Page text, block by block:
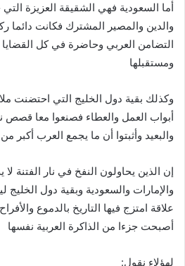
أما السعودية فهي الشقيقة العزيزة التي
والدين والمصير المشترك فكانت دائما
التضامن العربي وحاضرة في كل
ومستقبلها
وكذلك بقية دول الخليج التي احتضنت
أبواب العمل والعطاء فصنعوا معا قصص
والبعيد وأثبتوا أن ما يجمع العرب أكبر
إن الذين يحاولون النفخ في نار الفتنة
والإمارات والسعودية وبقية دول
علاقة امتزج فيها التاريخ بالدموع
أصبحت جزءا من الذاكرة العربية نفسها
لهؤلاء نقول: